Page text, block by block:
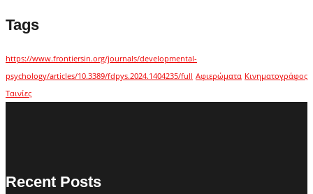
Tags
https://www.frontiersin.org/journals/developmental-
psychology/articles/10.3389/fdpys.2024.1404235/full Αφιερώματα Κινηματογράφος
Ταινίες
Recent Posts